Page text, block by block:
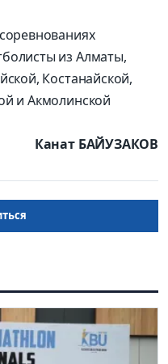
из Алматы,
Костанайской,
и Акмолинской
Канат БАЙУЗАКОВ